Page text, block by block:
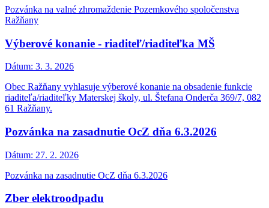
Pozvánka na valné zhromaždenie Pozemkového spoločenstva
Ražňany
Výberové konanie - riaditeľ/riaditeľka MŠ
Dátum: 3. 3. 2026
Obec Ražňany vyhlasuje výberové konanie na obsadenie funkcie
riaditeľa/riaditeľky Materskej školy, ul. Štefana Onderča 369/7, 082
61 Ražňany.
Pozvánka na zasadnutie OcZ dňa 6.3.2026
Dátum: 27. 2. 2026
Pozvánka na zasadnutie OcZ dňa 6.3.2026
Zber elektroodpadu